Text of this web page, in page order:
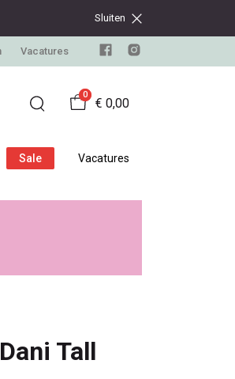
Sluiten
Vacatures
0
€ 0,00
Sale Vacatures
Tall